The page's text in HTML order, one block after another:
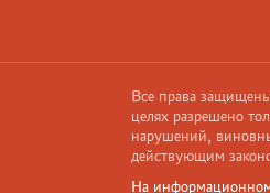
Все права
целях разрешено
нарушений,
действующим
На информационном